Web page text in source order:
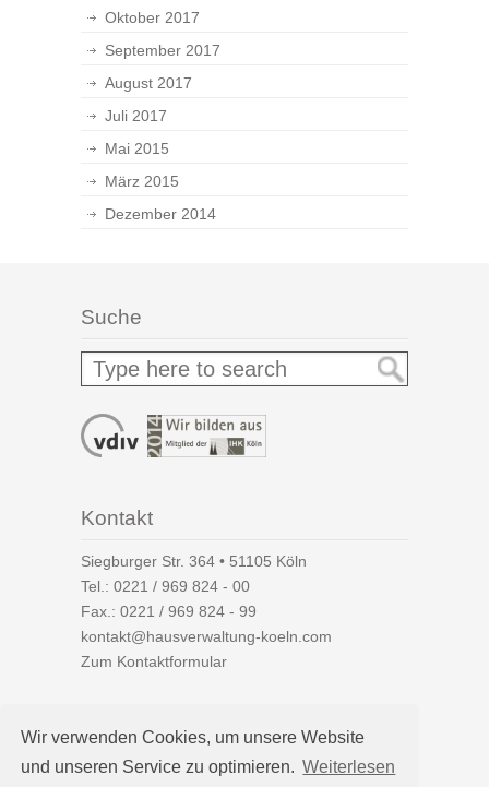
Wir verwenden Cookies, um unsere Website
und unseren Service zu optimieren. Weiterlesen
Oktober 2017
September 2017
August 2017
Juli 2017
Mai 2015
März 2015
Dezember 2014
Suche
Kontakt
Siegburger Str. 364 • 51105 Köln
Tel.: 0221 / 969 824 - 00
Fax.: 0221 / 969 824 - 99
kontakt@hausverwaltung-koeln.com
Zum Kontaktformular
Auf einen Blick